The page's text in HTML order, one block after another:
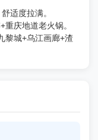
适度拉满。
庆地道老火锅。
黎城+乌江画廊+渣